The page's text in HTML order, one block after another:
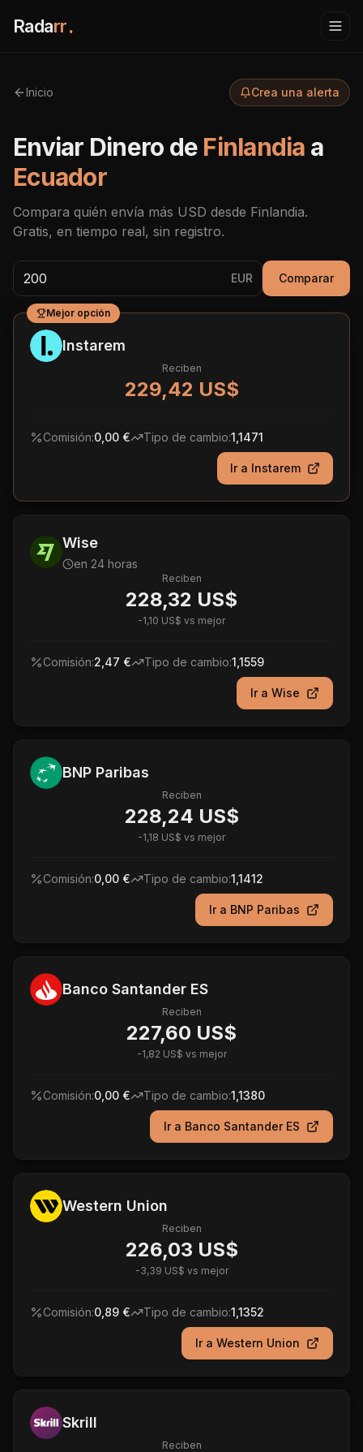
Radarr.
Inicio Crea una alerta
Enviar Dinero de Finlandia a
Ecuador
Compara quién envía más USD desde Finlandia.
Gratis, en tiempo real, sin registro.
EUR Comparar
Mejor opción
Instarem
Reciben
229,42 US$
Comisión:0,00 € Tipo de cambio:1,1471
Ir a Instarem
Wise
en 24 horas
Reciben
228,32 US$
-1,10 US$ vs mejor
Comisión:2,47 € Tipo de cambio:1,1559
Ir a Wise
BNP Paribas
Reciben
228,24 US$
-1,18 US$ vs mejor
Comisión:0,00 € Tipo de cambio:1,1412
Ir a BNP Paribas
Banco Santander ES
Reciben
227,60 US$
-1,82 US$ vs mejor
Comisión:0,00 € Tipo de cambio:1,1380
Ir a Banco Santander ES
Western Union
Reciben
226,03 US$
-3,39 US$ vs mejor
Comisión:0,89 € Tipo de cambio:1,1352
Ir a Western Union
Skrill
Reciben